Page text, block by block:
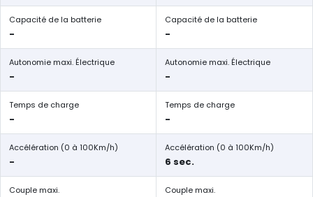
Capacité de la batterie
-
Capacité de la batterie
-
Autonomie maxi. Électrique
-
Autonomie maxi. Électrique
-
Temps de charge
-
Temps de charge
-
Accélération (0 à 100Km/h)
-
Accélération (0 à 100Km/h)
6 sec.
Couple maxi. Couple maxi.